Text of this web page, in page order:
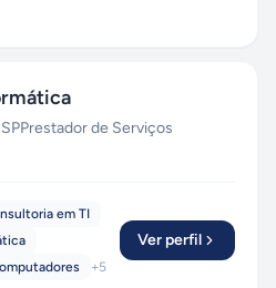
SPPrestador de Serviços
em TI
+5
Ver perfil